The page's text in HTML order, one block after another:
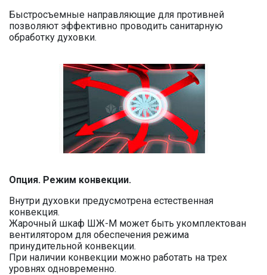
Быстросъемные направляющие для противней
позволяют эффективно проводить санитарную
обработку духовки.
Опция. Режим конвекции.
Внутри духовки предусмотрена естественная
конвекция.
Жарочный шкаф ШЖ-М может быть укомплектован
вентилятором для обеспечения режима
принудительной конвекции.
При наличии конвекции можно работать на трех
уровнях одновременно.